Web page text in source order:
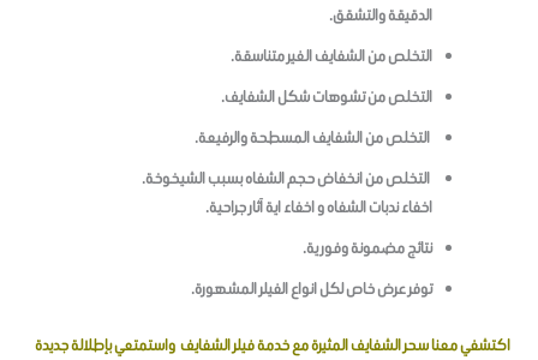
الدقيقة والتشقق.
التخلص من الشفايف الغير متناسقة.
التخلص من تشوهات شكل الشفايف.
التخلص من الشفايف المسطحة والرفيعة.
التخلص من انخفاض حجم الشفاه بسبب الشيخوخة.
اخفاء ندبات الشفاه و اخفاء اية آثار جراحية.
نتائج مضمونة وفورية.
توفر عرض خاص لكل انواع الفيلر المشهورة.
اكتشفي معنا سحر الشفايف المثيرة مع خدمة فيلر الشفايف واستمتعي بإطلالة جديدة